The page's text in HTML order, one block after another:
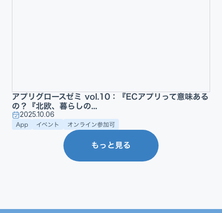
アプリグロースゼミ vol.10：『ECアプリって意味ある
の？『北欧、暮らしの...
2025.10.06
App イベント オンライン参加可
もっと見る